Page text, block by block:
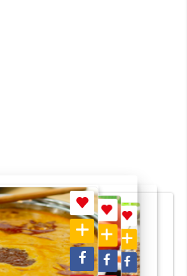
RECEPT